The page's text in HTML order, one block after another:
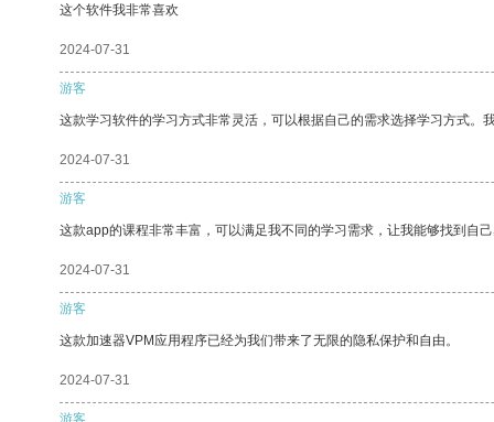
这个软件我非常喜欢
2024-07-31
游客
这款学习软件的学习方式非常灵活，可以根据自己的需求选择学习方式。
2024-07-31
游客
这款app的课程非常丰富，可以满足我不同的学习需求，让我能够找到自
2024-07-31
游客
这款加速器VPM应用程序已经为我们带来了无限的隐私保护和自由。
2024-07-31
游客